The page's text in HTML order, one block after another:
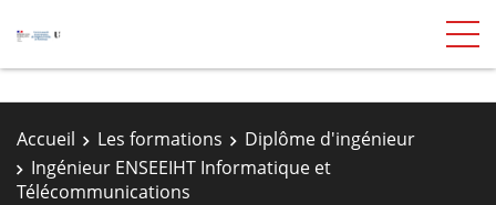
Accueil Les formations
Diplôme d'ingénieur
Ingénieur ENSEEIHT Informatique et
Télécommunications